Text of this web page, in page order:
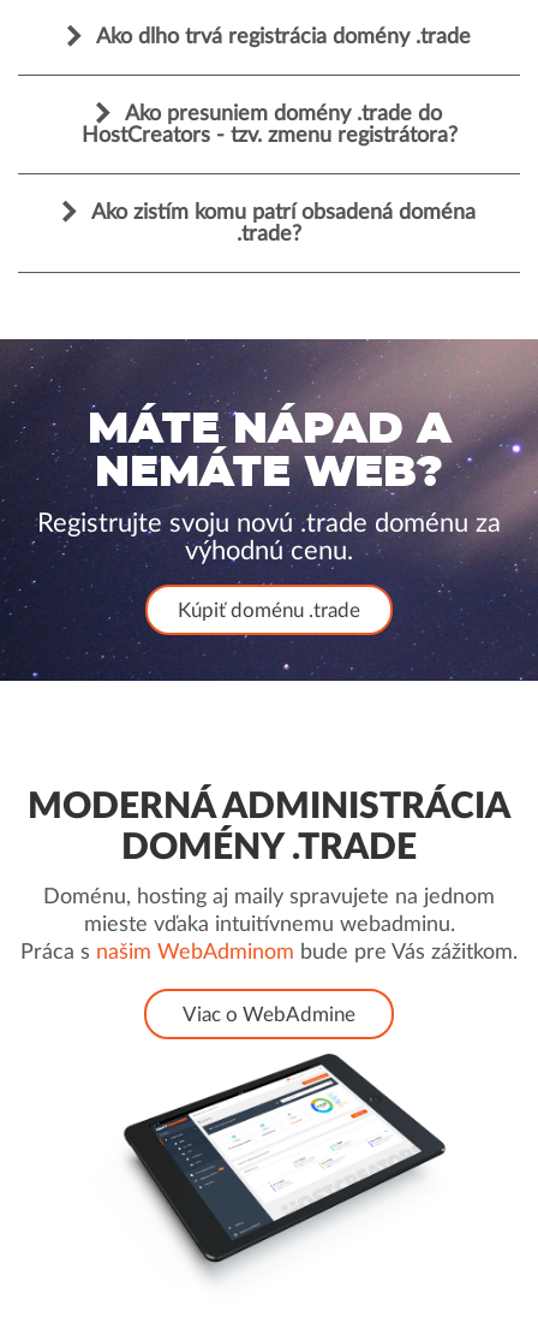
Ako dlho trvá registrácia domény .trade
Ako presuniem domény .trade do
HostCreators - tzv. zmenu registrátora?
Ako zistím komu patrí obsadená doména
.trade?
MÁTE NÁPAD A
NEMÁTE WEB?
Registrujte svoju novú .trade doménu za
výhodnú cenu.
Kúpiť doménu .trade
MODERNÁ ADMINISTRÁCIA
DOMÉNY .TRADE
Doménu, hosting aj maily spravujete na jednom
mieste vďaka intuitívnemu webadminu.
Práca s našim WebAdminom bude pre Vás zážitkom.
Viac o WebAdmine